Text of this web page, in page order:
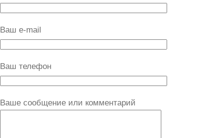
Ваш e-mail
Ваш телефон
Ваше сообщение или комментарий